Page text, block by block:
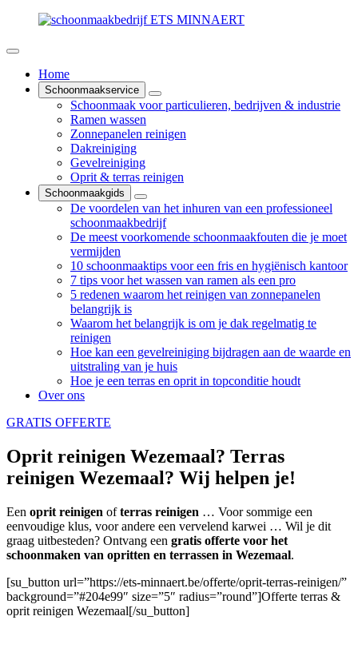
Home
Schoonmaakservice
Schoonmaak voor particulieren, bedrijven & industrie
Ramen wassen
Zonnepanelen reinigen
Dakreiniging
Gevelreiniging
Oprit & terras reinigen
Schoonmaakgids
De voordelen van het inhuren van een professioneel
schoonmaakbedrijf
De meest voorkomende schoonmaakfouten die je moet
vermijden
10 schoonmaaktips voor een fris en hygiënisch kantoor
7 tips voor het wassen van ramen als een pro
5 redenen waarom het reinigen van zonnepanelen
belangrijk is
Waarom het belangrijk is om je dak regelmatig te
reinigen
Hoe kan een gevelreiniging bijdragen aan de waarde en
uitstraling van je huis
Hoe je een terras en oprit in topconditie houdt
Over ons
GRATIS OFFERTE
Oprit reinigen Wezemaal? Terras
reinigen Wezemaal? Wij helpen je!
Een oprit reinigen ofterras reinigen … Voor sommige een
eenvoudige klus, voor andere een vervelend karwei … Wil je dit
graag uitbesteden? Ontvang een gratis offerte voor het
schoonmaken van opritten en terrassen in Wezemaal.
[su_button url=”https://ets-minnaert.be/offerte/oprit-terras-reinigen/”
background=”#204e99″ size=”5″ radius=”round”]Offerte terras &
oprit reinigen Wezemaal[/su_button]